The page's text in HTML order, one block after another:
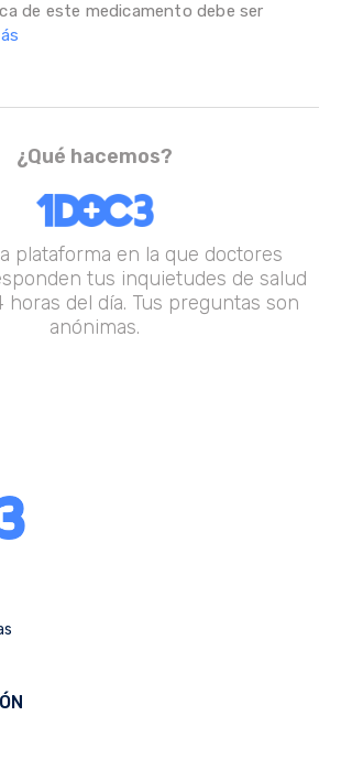
de este medicamento debe ser
¿Qué hacemos?
plataforma en la que doctores
tus inquietudes de salud
horas del día. Tus preguntas son
anónimas.